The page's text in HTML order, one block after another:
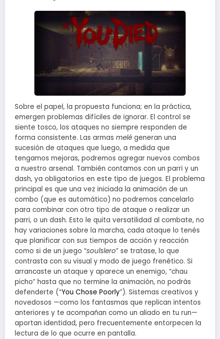
Sobre el papel, la propuesta funciona; en la práctica,
emergen problemas difíciles de ignorar. El control se
siente tosco, los ataques no siempre responden de
forma consistente. Las armas melé generan una
sucesión de ataques que luego, a medida que
tengamos mejoras, podremos agregar nuevos combos
a nuestro arsenal. También contamos con un parri y un
dash, ya obligatorios en este tipo de juegos. El problema
principal es que una vez iniciada la animación de un
combo (que es automático) no podremos cancelarlo
para combinar con otro tipo de ataque o realizar un
parri, o un dash. Esto le quita versatilidad al combate, no
hay variaciones sobre la marcha, cada ataque lo tenés
que planificar con sus tiempos de acción y reacción
como si de un juego “soulslero” se tratase, lo que
contrasta con su visual y modo de juego frenético. Si
arrancaste un ataque y aparece un enemigo, “chau
picho” hasta que no termine la animación, no podrás
defenderte (“You Chose Poorly”). Sistemas creativos y
novedosos —como los fantasmas que replican intentos
anteriores y te acompañan como un aliado en tu run—
aportan identidad, pero frecuentemente entorpecen la
lectura de lo que ocurre en pantalla.